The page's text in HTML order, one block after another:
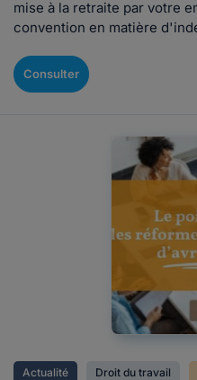
mise à la retraite par votre
convention en matière
Consulter
Actualité Droit du travail